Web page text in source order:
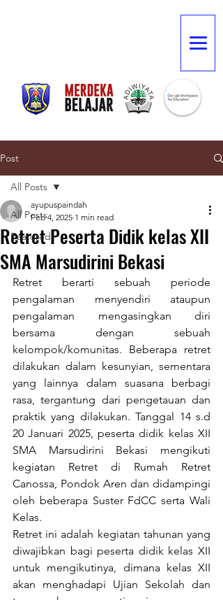
Post
All Posts
Featured
All Posts
Retret Peserta Didik kelas XII
SMA Marsudirini Bekasi
ayupuspaindah
Feb 4, 2025 1 min read
Retret berarti sebuah periode
pengalaman menyendiri ataupun
pengalaman mengasingkan diri
bersama dengan sebuah
kelompok/komunitas. Beberapa retret
dilakukan dalam kesunyian, sementara
yang lainnya dalam suasana berbagi
rasa, tergantung dari pengetauan dan
praktik yang dilakukan. Tanggal 14 s.d
20 Januari 2025, peserta didik kelas XII
SMA Marsudirini Bekasi mengikuti
kegiatan Retret di Rumah Retret
Canossa, Pondok Aren dan didampingi
oleh beberapa Suster FdCC serta Wali
Kelas.
Retret ini adalah kegiatan tahunan yang
diwajibkan bagi peserta didik kelas XII
untuk mengikutinya, dimana kelas XII
akan menghadapi Ujian Sekolah dan